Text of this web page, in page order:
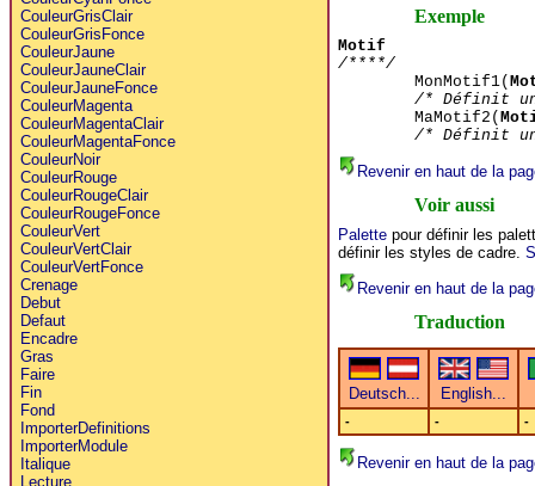
CouleurGrisClair
CouleurGrisFonce
CouleurJaune
CouleurJauneClair
CouleurJauneFonce
CouleurMagenta
CouleurMagentaClair
CouleurMagentaFonce
CouleurNoir
CouleurRouge
CouleurRougeClair
CouleurRougeFonce
CouleurVert
CouleurVertClair
CouleurVertFonce
Crenage
Debut
Defaut
Encadre
Gras
Faire
Fin
Fond
ImporterDefinitions
ImporterModule
Italique
Lecture
Exemple
Motif
/****/
MonMotif1(
/* Définit un
MaMotif2(
/* Définit
Revenir en haut de la
Voir aussi
Palettepour définir les
définir les styles de cadre.
Revenir en haut de la
Traduction
- - -
Revenir en haut de la